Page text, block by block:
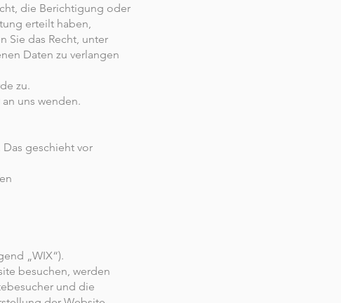
die Berichtigung oder
erteilt haben,
Sie das Recht, unter
Daten zu verlangen
zu.
uns wenden.
Das geschieht vor
„WIX“).
besuchen, werden
und die